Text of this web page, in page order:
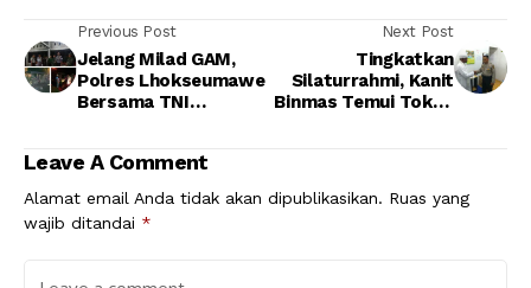
Previous Post
Jelang Milad GAM,
Polres Lhokseumawe
Bersama TNI
Next Post
Tingkatkan
Silaturrahmi, Kanit
Binmas Temui Tokoh
Leave A Comment
Alamat email Anda tidak akan dipublikasikan. Ruas yang
wajib ditandai *